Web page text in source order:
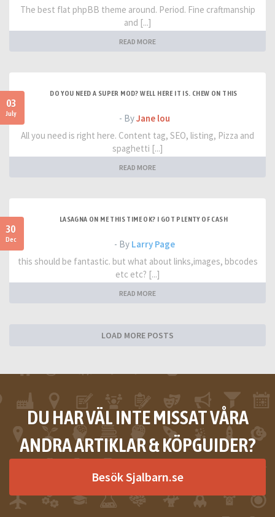
The best flat phpBB theme around. Period. Fine craftmanship
and [...]
READ MORE
03
July
DO YOU NEED A SUPER MOD? WELL HERE IT IS. CHEW ON THIS
- ByJane lou
All you need is right here. Content tag, SEO, listing, Pizza and
spaghetti [...]
READ MORE
30
Dec
LASAGNA ON ME THIS TIME OK? I GOT PLENTY OF CASH
- By Larry Page
this should be fantastic. but what about links,images, bbcodes
etc etc? [...]
READ MORE
LOAD MORE POSTS
DU HAR VÄL INTE MISSAT VÅRA
ANDRA ARTIKLAR & KÖPGUIDER?
Besök Sjalbarn.se